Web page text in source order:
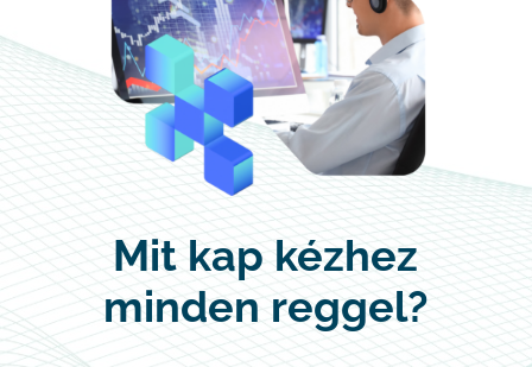
Mit kap kézhez
minden reggel?